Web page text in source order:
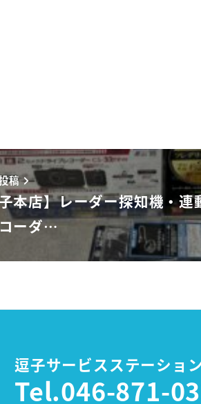
稿
子本店】レーダー探知機・
ーダ…
逗子サービスステーション
Tel.046-871-